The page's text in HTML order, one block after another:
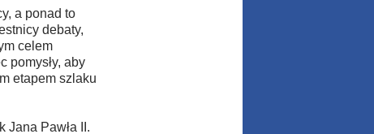
a ponad to
debaty,
celem
pomysły, aby
etapem szlaku
Jana Pawła II.